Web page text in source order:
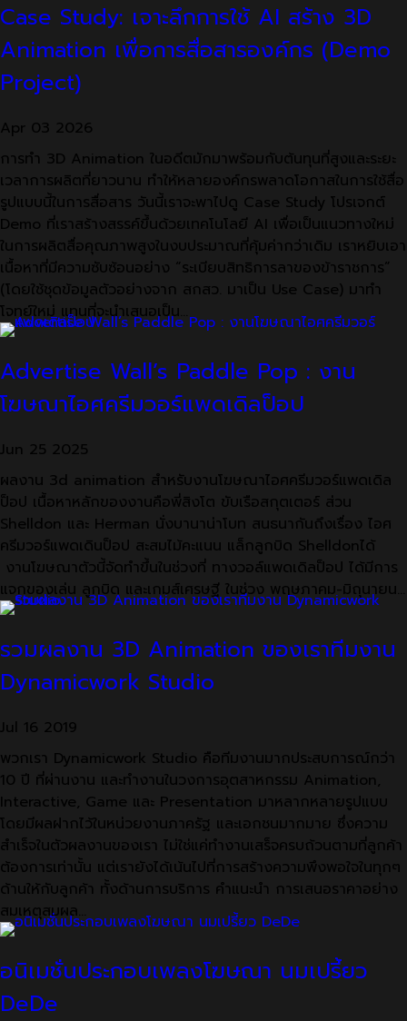
Case Study: เจาะลึกการใช้ AI สร้าง 3D
Animation เพื่อการสื่อสารองค์กร (Demo
Project)
Apr 03 2026
การทำ 3D Animation ในอดีตมักมาพร้อมกับต้นทุนที่สูงและระยะ
เวลาการผลิตที่ยาวนาน ทำให้หลายองค์กรพลาดโอกาสในการใช้สื่อ
รูปแบบนี้ในการสื่อสาร วันนี้เราจะพาไปดู Case Study โปรเจกต์
Demo ที่เราสร้างสรรค์ขึ้นด้วยเทคโนโลยี AI เพื่อเป็นแนวทางใหม่
ในการผลิตสื่อคุณภาพสูงในงบประมาณที่คุ้มค่ากว่าเดิม เราหยิบเอา
เนื้อหาที่มีความซับซ้อนอย่าง “ระเบียบสิทธิการลาของข้าราชการ”
(โดยใช้ชุดข้อมูลตัวอย่างจาก สกสว. มาเป็น Use Case) มาทำ
โจทย์ใหม่ แทนที่จะนำเสนอเป็น…
Advertise Wall’s Paddle Pop : งาน
โฆษณาไอศครีมวอร์แพดเดิลป็อป
Jun 25 2025
ผลงาน 3d animation สำหรับงานโฆษณาไอศครีมวอร์แพดเดิล
ป็อป เนื้อหาหลักของงานคือพี่สิงโต ขับเรือสกุตเตอร์ ส่วน
Shelldon และ Herman นั่งบานาน่าโบท สนธนากันถึงเรื่อง ไอศ
ครีมวอร์แพดเดินป็อป สะสมไม้คะแนน แล็กลูกบิด Shelldonได้
งานโฆษณาตัวนี้จัดทำขึ้นในช่วงที่ ทางวอล์แพดเดิลป็อป ได้มีการ
แจกของเล่น ลูกบิด และเกมส์เศรษฐี ในช่วง พฤษภาคม-มิถุนายน…
รวมผลงาน 3D Animation ของเราทีมงาน
Dynamicwork Studio
Jul 16 2019
พวกเรา Dynamicwork Studio คือทีมงานมากประสบการณ์กว่า
10 ปี ที่ผ่านงาน และทำงานในวงการอุตสาหกรรม Animation,
Interactive, Game และ Presentation มาหลากหลายรูปแบบ
โดยมีผลฝากไว้ในหน่วยงานภาครัฐ และเอกชนมากมาย ซึ่งความ
สำเร็จในตัวผลงานของเรา ไม่ใช่แค่ทำงานเสร็จครบถ้วนตามที่ลูกค้า
ต้องการเท่านั้น แต่เรายังได้เน้นไปที่การสร้างความพึงพอใจในทุกๆ
ด้านให้กับลูกค้า ทั้งด้านการบริการ คำแนะนำ การเสนอราคาอย่าง
สมเหตุสมผล…
อนิเมชั่นประกอบเพลงโฆษณา นมเปรี้ยว
DeDe